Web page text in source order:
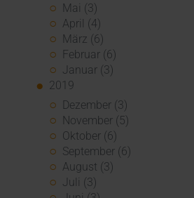
Mai (3)
April (4)
März (6)
Februar (6)
Januar (3)
2019
Dezember (3)
November (5)
Oktober (6)
September (6)
August (3)
Juli (3)